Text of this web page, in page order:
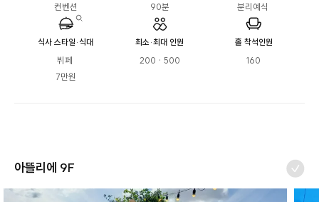
컨벤션 90분 분리예식
식사 스타일·식대
뷔페
7만원
최소·최대 인원
200 · 500
홀 착석인원
160
아뜰리에 9F